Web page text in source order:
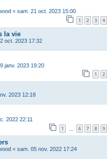
« sam. 21 oct. 2023 15:00
1 2 3 4
la vie
oct. 2023 17:32
janv. 2023 19:20
1 2
2023 12:18
2022 22:11
1 6 7 8 9
« sam. 05 nov. 2022 17:24